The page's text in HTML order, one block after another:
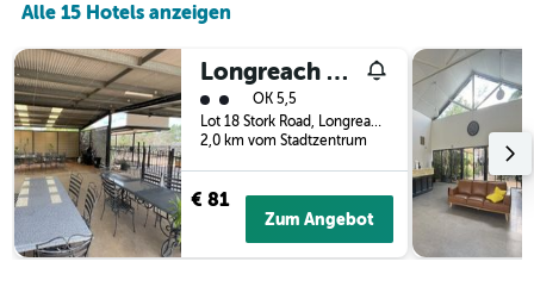
Diagramm
hat
1
Y-
Achse,
die
den
durchschnittlichen
Zimmerpreis
anzeigt.
Alle 15 Hotels anzeigen
Longreach Outback Adventures
Bewertungskategorie 2
OK 5,5
Lot 18 Stork Road, Longreach, QLD, Australien
2,0 km vom Stadtzentrum
€ 81
Zum Angebot